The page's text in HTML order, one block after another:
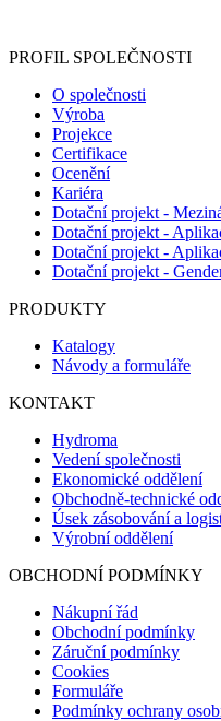
PROFIL SPOLEČNOSTI
O společnosti
Výroba
Projekce
Certifikace
Ocenění
Kariéra
Dotační projekt -
Dotační projekt -
Dotační projekt -
Dotační projekt -
PRODUKTY
Katalogy
Návody a formuláře
KONTAKT
Hydroma
Vedení společnosti
Ekonomické oddělení
Obchodně-technické
Úsek zásobování a
Výrobní oddělení
OBCHODNÍ PODMÍNKY
Nákupní řád
Obchodní podmínky
Záruční podmínky
Cookies
Formuláře
Podmínky ochrany